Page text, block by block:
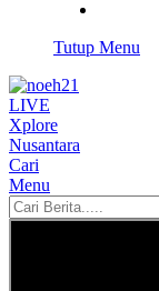
Tutup Menu
LIVE
Xplore
Nusantara
Cari
Menu